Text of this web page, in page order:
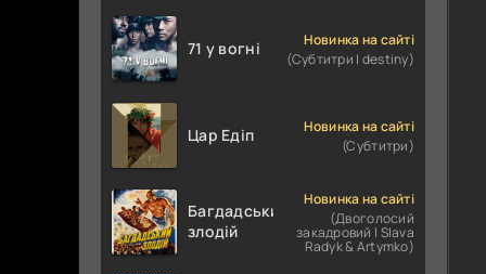
71 у вогні
Новинка на сайті
(Субтитри | destiny)
Цар Едіп
Новинка на сайті
(Субтитри)
Багдадський
злодій
Новинка на сайті
(Двоголосий
закадровий | Slava
Radyk & Artymko)